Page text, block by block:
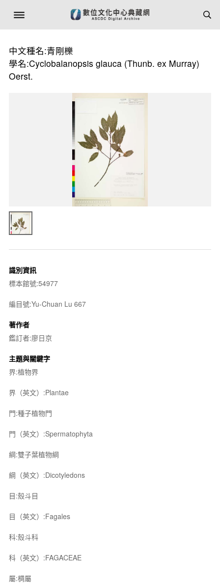
中文種名:青剛櫟
學名:Cyclobalanopsis glauca (Thunb. ex Murray)
Oerst.
識別資訊
標本館號:54977
編目號:Yu-Chuan Lu 667
著作者
鑑訂者:廖日京
主題與關鍵字
界:植物界
界（英文）:Plantae
門:種子植物門
門（英文）:Spermatophyta
綱:雙子葉植物綱
綱（英文）:Dicotyledons
目:殼斗目
目（英文）:Fagales
科:殼斗科
科（英文）:FAGACEAE
屬:椆屬